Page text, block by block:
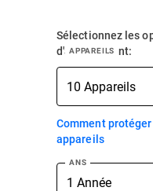
Sélectionnez les
d'abonnement:
APPAREILS
Comment
appareils
ANS